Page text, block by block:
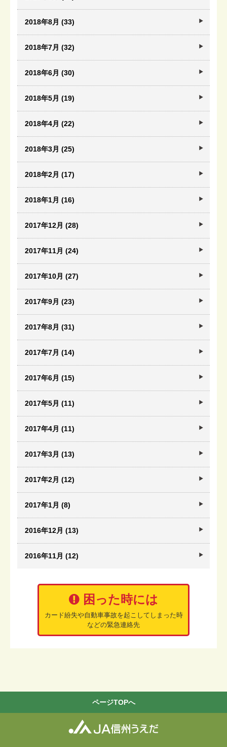
2018年8月 (33)
2018年7月 (32)
2018年6月 (30)
2018年5月 (19)
2018年4月 (22)
2018年3月 (25)
2018年2月 (17)
2018年1月 (16)
2017年12月 (28)
2017年11月 (24)
2017年10月 (27)
2017年9月 (23)
2017年8月 (31)
2017年7月 (14)
2017年6月 (15)
2017年5月 (11)
2017年4月 (11)
2017年3月 (13)
2017年2月 (12)
2017年1月 (8)
2016年12月 (13)
2016年11月 (12)
困った時には
カード紛失や自動車事故を起こしてしまった時
などの緊急連絡先
ページTOPへ